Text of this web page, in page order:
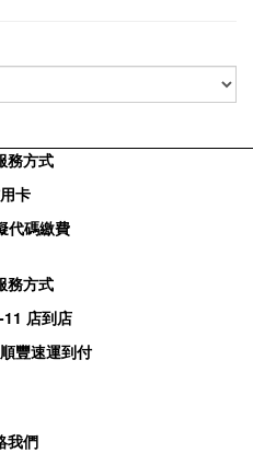
務方式
卡
代碼繳費
務方式
店到店
豐速運到付
我們